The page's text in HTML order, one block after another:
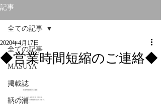
記事
全ての記事
MASUYA
掲載誌
鞆の浦
全ての記事
◆営業時間短縮のご連絡◆
2020年4月17日